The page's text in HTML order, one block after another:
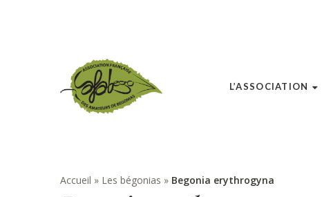
L’ASSOCIATION
Accueil » Les bégonias » Begonia erythrogyna